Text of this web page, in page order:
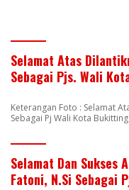
Selamat Atas
Sebagai Pjs. Wali
Keterangan Foto : Selamat
Sebagai Pj Wali Kota
Selamat Dan Sukses
Fatoni, N.Si Sebagai